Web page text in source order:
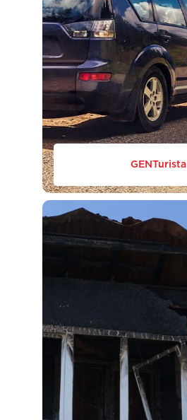
GENTurista